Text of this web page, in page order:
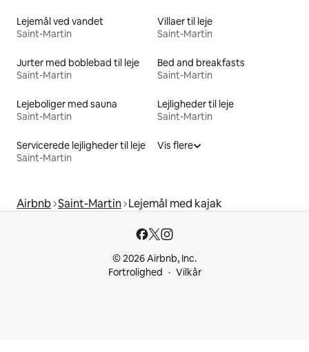
Lejemål ved vandet
Saint-Martin
Villaer til leje
Saint-Martin
Jurter med boblebad til leje
Saint-Martin
Bed and breakfasts
Saint-Martin
Lejeboliger med sauna
Saint-Martin
Lejligheder til leje
Saint-Martin
Servicerede lejligheder til leje
Saint-Martin
Vis flere
Airbnb Saint-Martin Lejemål med kajak
© 2026 Airbnb, Inc.
Fortrolighed
Vilkår